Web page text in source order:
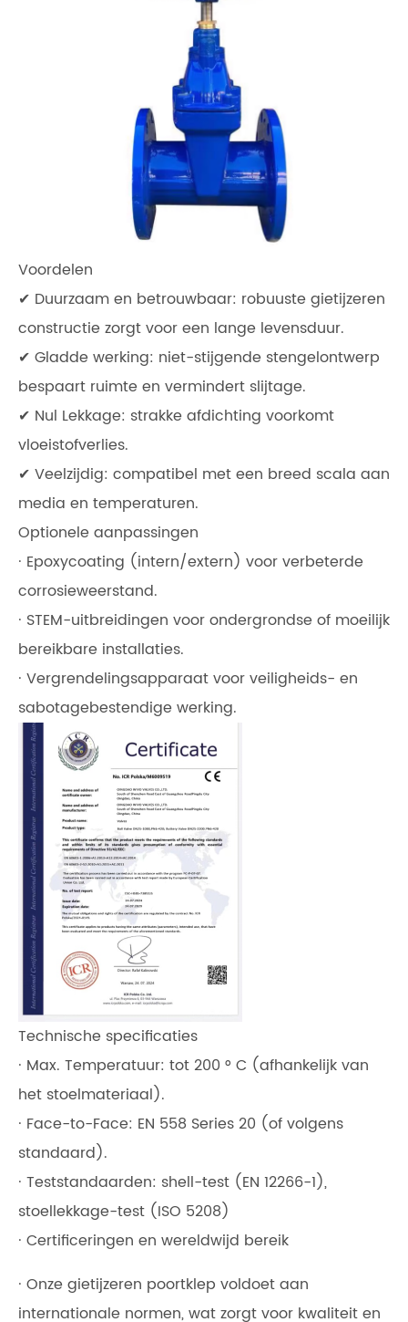
Voordelen
✔ Duurzaam en betrouwbaar: robuuste gietijzeren
constructie zorgt voor een lange levensduur.
✔ Gladde werking: niet-stijgende stengelontwerp
bespaart ruimte en vermindert slijtage.
✔ Nul Lekkage: strakke afdichting voorkomt
vloeistofverlies.
✔ Veelzijdig: compatibel met een breed scala aan
media en temperaturen.
Optionele aanpassingen
· Epoxycoating (intern/extern) voor verbeterde
corrosieweerstand.
· STEM-uitbreidingen voor ondergrondse of moeilijk
bereikbare installaties.
· Vergrendelingsapparaat voor veiligheids- en
sabotagebestendige werking.
Technische specificaties
· Max. Temperatuur: tot 200 ° C (afhankelijk van
het stoelmateriaal).
· Face-to-Face: EN 558 Series 20 (of volgens
standaard).
· Teststandaarden: shell-test (EN 12266-1),
stoellekkage-test (ISO 5208)
· Certificeringen en wereldwijd bereik
· Onze gietijzeren poortklep voldoet aan
internationale normen, wat zorgt voor kwaliteit en